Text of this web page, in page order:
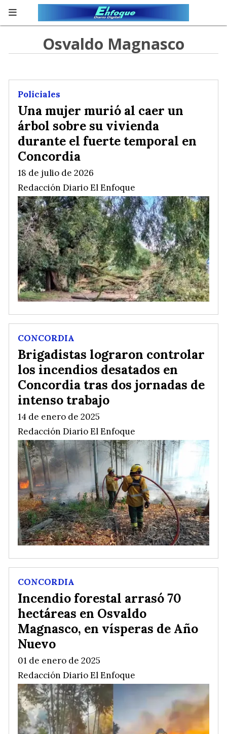
Osvaldo Magnasco
Una mujer murió al caer un
árbol sobre su vivienda
durante el fuerte temporal en
Concordia
Redacción Diario El Enfoque
Policiales
18 de julio de 2026
Brigadistas lograron controlar
los incendios desatados en
Concordia tras dos jornadas de
intenso trabajo
Redacción Diario El Enfoque
CONCORDIA
14 de enero de 2025
Incendio forestal arrasó 70
hectáreas en Osvaldo
Magnasco, en vísperas de Año
Nuevo
Redacción Diario El Enfoque
CONCORDIA
01 de enero de 2025